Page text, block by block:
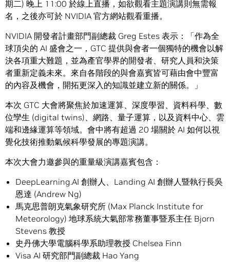
期二) 晚上 11:00 於線上直播，如欲觀看主題演講則無需報
名，之後亦可於 NVIDIA 官方網站觀看重播。
NVIDIA 開發者計畫部門副總裁 Greg Estes 表示：「作為全
球頂尖的 AI 盛會之一，GTC 提供與會者一個獨特的機會以解
決各項重大難題，並為產官學界的開發者、研究人員和決策
者重新定義未來。來自各階段的與會嘉賓皆可藉由會中豐富
的內容及機會，開拓更深入的知識並建立新的關係。」
本次 GTC 大會將聚焦於加速運算、深度學習、資料科學、數
位孿生 (digital twins)、網路、量子運算，以及資料中心、雲
端和邊緣運算等領域。會中將有超過 20 場關於 AI 如何以視
覺化技術推動氣候科學發展的專題演講。
本次大會力邀參與的重量級演講嘉賓包含：
DeepLearning.AI 創辦人、Landing AI 創辦人暨執行長吳
恩達 (Andrew Ng)
馬克思普朗克氣象研究所 (Max Planck Institute for
Meteorology) 地球系統大氣部常務董事暨系主任 Bjorn
Stevens 教授
史丹佛大學電腦科學系助理教授 Chelsea Finn
Visa AI 研究部門副總裁 Hao Yang